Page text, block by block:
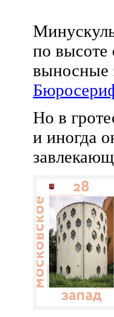
по высоте
выносные
Но в
и иногда